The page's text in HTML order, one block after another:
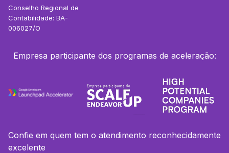
Conselho Regional de
Contabilidade: BA-
006027/O
Empresa participante dos programas de aceleração:
Confie em quem tem o atendimento reconhecidamente
excelente